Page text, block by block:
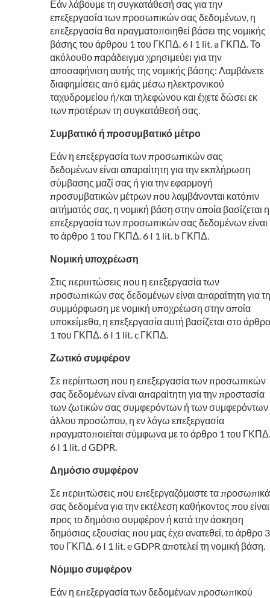
Εάν λάβουμε τη συγκατάθεσή σας για την
επεξεργασία των προσωπικών σας δεδομένων, η
επεξεργασία θα πραγματοποιηθεί βάσει της νομικής
βάσης του άρθρου 1 του ΓΚΠΔ. 6 I 1 lit. a ΓΚΠΔ. Το
ακόλουθο παράδειγμα χρησιμεύει για την
αποσαφήνιση αυτής της νομικής βάσης: Λαμβάνετε
διαφημίσεις από εμάς μέσω ηλεκτρονικού
ταχυδρομείου ή/και τηλεφώνου και έχετε δώσει εκ
των προτέρων τη συγκατάθεσή σας.
Συμβατικό ή προσυμβατικό μέτρο
Εάν η επεξεργασία των προσωπικών σας
δεδομένων είναι απαραίτητη για την εκπλήρωση
σύμβασης μαζί σας ή για την εφαρμογή
προσυμβατικών μέτρων που λαμβάνονται κατόπιν
αιτήματός σας, η νομική βάση στην οποία βασίζεται η
επεξεργασία των προσωπικών σας δεδομένων είναι
το άρθρο 1 του ΓΚΠΔ. 6 I 1 lit. b ΓΚΠΔ.
Νομική υποχρέωση
Στις περιπτώσεις που η επεξεργασία των
προσωπικών σας δεδομένων είναι απαραίτητη για τη
συμμόρφωση με νομική υποχρέωση στην οποία
υποκείμεθα, η επεξεργασία αυτή βασίζεται στο άρθρο
1 του ΓΚΠΔ. 6 I 1 lit. c ΓΚΠΔ.
Ζωτικό συμφέρον
Σε περίπτωση που η επεξεργασία των προσωπικών
σας δεδομένων είναι απαραίτητη για την προστασία
των ζωτικών σας συμφερόντων ή των συμφερόντων
άλλου προσώπου, η εν λόγω επεξεργασία
πραγματοποιείται σύμφωνα με το άρθρο 1 του ΓΚΠΔ.
6 I 1 lit. d GDPR.
Δημόσιο συμφέρον
Σε περιπτώσεις που επεξεργαζόμαστε τα προσωπικά
σας δεδομένα για την εκτέλεση καθήκοντος που είναι
προς το δημόσιο συμφέρον ή κατά την άσκηση
δημόσιας εξουσίας που μας έχει ανατεθεί, το άρθρο 3
του ΓΚΠΔ. 6 I 1 lit. e GDPR αποτελεί τη νομική βάση.
Νόμιμο συμφέρον
Εάν η επεξεργασία των δεδομένων προσωπικού